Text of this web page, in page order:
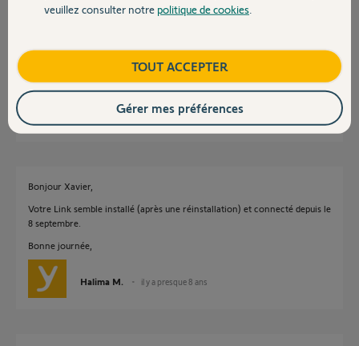
Contact
Thomas B. il y a presque 8 ans
Bonjour Xavier,
Votre Link semble installé (après une réinstallation) et connecté depuis le
8 septembre.
Bonne journée,
Halima M. il y a presque 8 ans
veuillez consulter notre politique de cookies
TOUT ACCEPTER
Gérer mes préférences